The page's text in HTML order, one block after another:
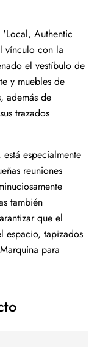
Authentic
vínculo con la
el vestíbulo de
y muebles de
además de
trazados
especialmente
reuniones
también
que el
espacio, tapizados
para